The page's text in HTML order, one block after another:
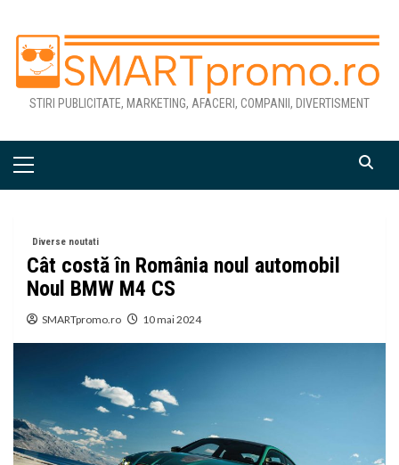
content
STIRI PUBLICITATE, MARKETING, AFACERI, COMPANII, DIVERTISMENT
Primary
Diverse noutati
Cât costă în România noul automobil
Noul BMW M4 CS
SMARTpromo.ro 10 mai 2024